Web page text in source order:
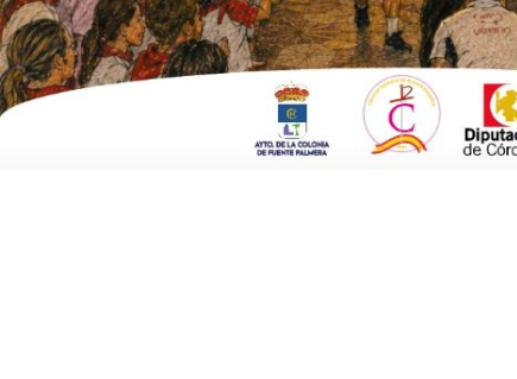
culmina con un golazo y el 3-3. Pero los de Ochavillo
, sentenciando Adrián con el 5-3 definitivo en el último
el pichi, señaló que su equipo se había “confiado
con los conjuntos más fuertes. A pesar de este
lo pelearemos con